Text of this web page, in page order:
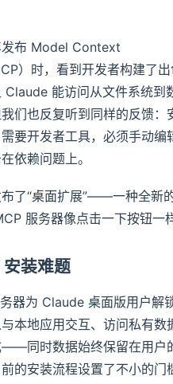
发布 Model Context
）时，看到开发者构建了
Claude 能访问从文件系统到
们也反复听到同样的反馈：
要开发者工具，必须手动编
依赖问题上。
了“桌面扩展”——一种全新
服务器像点击一下按钮一
装难题
器为 Claude 桌面版用户解
本地应用交互、访问私有数
——同时数据始终保留在用户
的安装流程设置了不小的门